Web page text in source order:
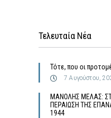
Τελευταία Νέα
Τότε, που οι
7 Αυγούστου,
MΑΝΟΛΗΣ ΜΕΛΑΣ:
ΠΕΡΑΙΩΣΗ ΤΗΣ
1944